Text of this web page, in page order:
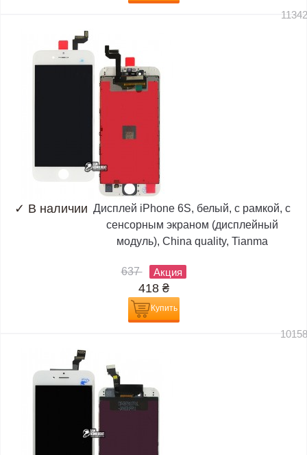
✓ В наличии Дисплей iPhone 6S, белый, с рамкой, с
сенсорным экраном (дисплейный
модуль), China quality, Tianma
637 Акция
418 ₴
Купить